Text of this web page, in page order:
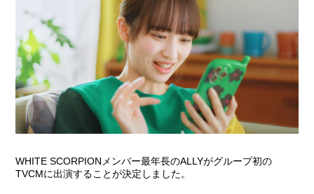
WHITE SCORPIONメンバー最年長のALLYがグループ初の
TVCMに出演することが決定しました。